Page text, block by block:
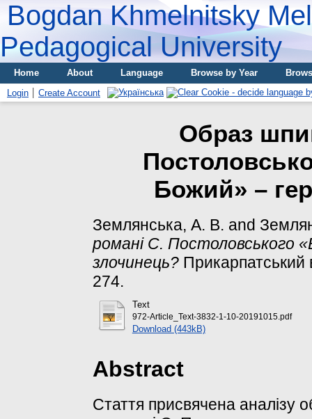
Bogdan Khmelnitsky
Pedagogical University
Home About Language Browse by Year
Login
Create Account
Образ
Божий» –
Землянська, А. В. and
романі С. Постоловського
злочинець?
274.
Text
972-Article_Text-3832-1-10-20191015.pdf
Download (443kB)
Abstract
Стаття присвячена аналізу